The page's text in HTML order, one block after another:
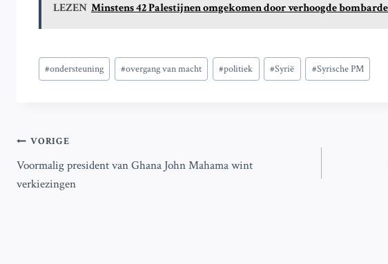
LEZEN Minstens 42 Palestijnen omgekomen door verhoogde
Bericht
tags:
#ondersteuning #overgang van macht #politiek #Syrië #Syrische PM
Bericht
navigatie
VORIGE
Voormalig president van Ghana John Mahama wint
verkiezingen